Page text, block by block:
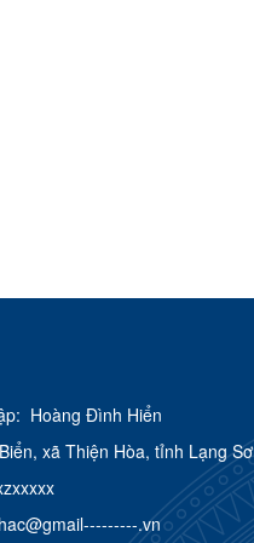
Hoàng Đình Hiển
xã Thiện Hòa, tỉnh Lạng
.vn